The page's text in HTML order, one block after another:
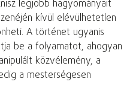
legjobb hagyományait
kívül elévülhetetlen
A történet ugyanis
be a folyamatot, ahogyan
közvélemény, a
a mesterségesen